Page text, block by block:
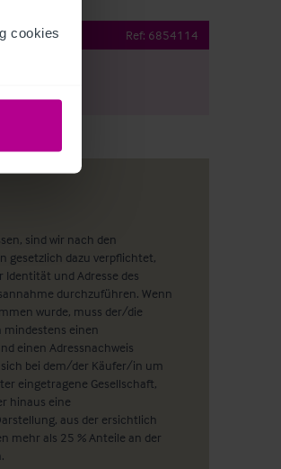
cookies
Ref: 6854114
sind wir nach den
gesetzlich dazu verpflichtet,
Identität und Adresse des
durchzuführen. Wenn
wurde, muss der/die
einen
einen Adressnachweis
bei dem/der Käufer/in um
eingetragene Gesellschaft,
hinaus eine
aus der ersichtlich
mehr als 25 % Anteile an der